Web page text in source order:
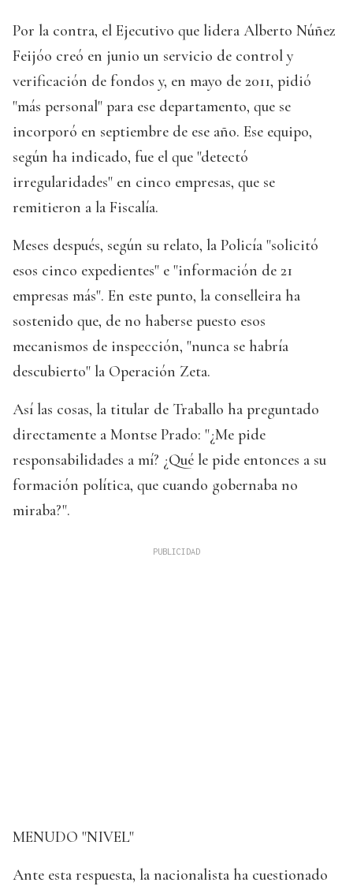
Por la contra, el Ejecutivo que lidera Alberto Núñez
Feijóo creó en junio un servicio de control y
verificación de fondos y, en mayo de 2011, pidió
"más personal" para ese departamento, que se
incorporó en septiembre de ese año. Ese equipo,
según ha indicado, fue el que "detectó
irregularidades" en cinco empresas, que se
remitieron a la Fiscalía.
Meses después, según su relato, la Policía "solicitó
esos cinco expedientes" e "información de 21
empresas más". En este punto, la conselleira ha
sostenido que, de no haberse puesto esos
mecanismos de inspección, "nunca se habría
descubierto" la Operación Zeta.
Así las cosas, la titular de Traballo ha preguntado
directamente a Montse Prado: "¿Me pide
responsabilidades a mí? ¿Qué le pide entonces a su
formación política, que cuando gobernaba no
miraba?".
MENUDO "NIVEL"
Ante esta respuesta, la nacionalista ha cuestionado